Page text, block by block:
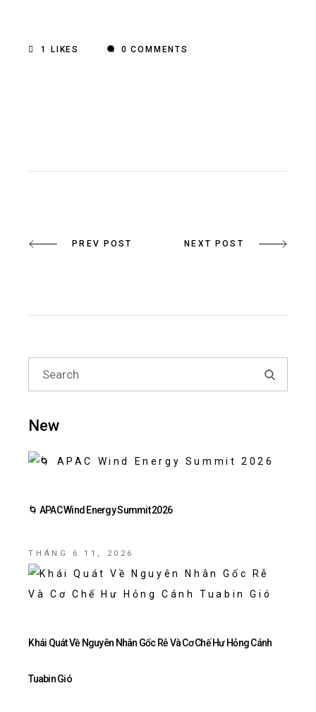
1 LIKES 0 COMMENTS
PREV POST NEXT POST
New
🌀 APAC Wind Energy Summit 2026
THÁNG 6 11, 2026
Khái Quát Về Nguyên Nhân Gốc Rễ Và Cơ Chế Hư Hỏng Cánh
Tuabin Gió